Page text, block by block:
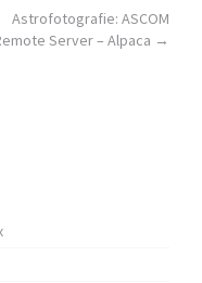
Astrofotografie: ASCOM
Server – Alpaca →